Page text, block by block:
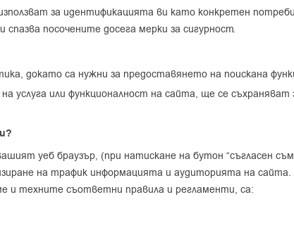
за идентификацията ви като конкретен
посочените досега мерки за сигурност.
докато са нужни за предоставянето на поискана
услуга или функционалност на сайта, ще се
уеб браузър, (при натискане на бутон “съгласен
на трафик информацията и аудиторията на
и техните съответни правила и регламенти, са: